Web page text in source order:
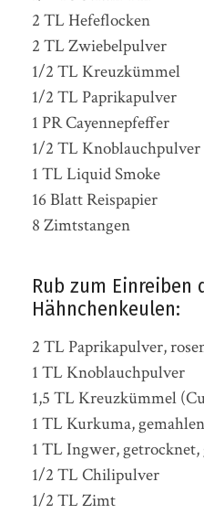
2 TL Hefeflocken
2 TL Zwiebelpulver
1/2 TL Kreuzkümmel
1/2 TL Paprikapulver
1 PR Cayennepfeffer
1/2 TL Knoblauchpulver
1 TL Liquid Smoke
16 Blatt Reispapier
8 Zimtstangen
Rub zum Einreiben
Hähnchenkeulen:
2 TL Paprikapulver,
1 TL Knoblauchpulver
1,5 TL Kreuzkümmel
1 TL Kurkuma, gemahlen
1 TL Ingwer, getrocknet,
1/2 TL Chilipulver
1/2 TL Zimt